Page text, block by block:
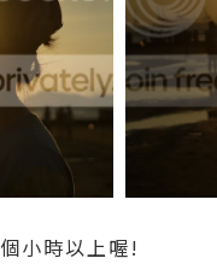
小時以上喔!